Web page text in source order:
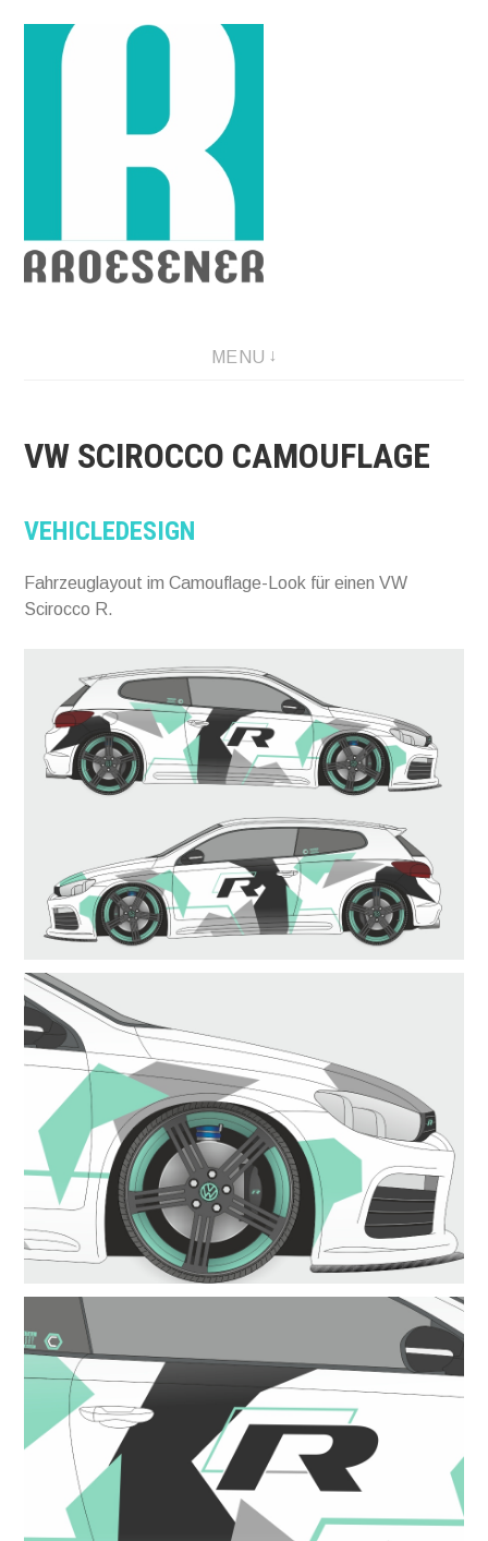
Portfolio I Printdesign I Logodesign I Vehicledesign
MENU
VW SCIROCCO CAMOUFLAGE
VEHICLEDESIGN
Fahrzeuglayout im Camouflage-Look für einen VW
Scirocco R.